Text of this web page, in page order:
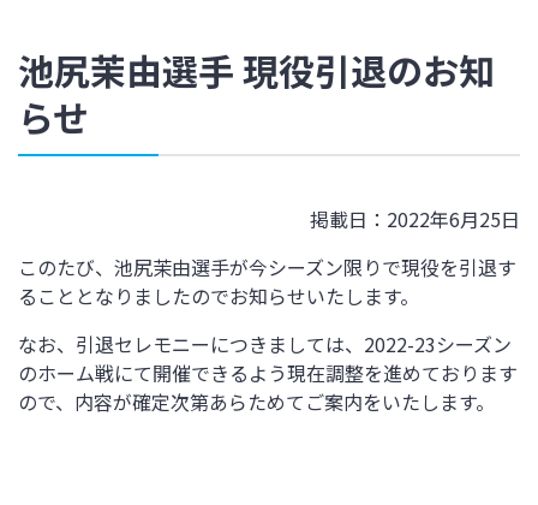
池尻茉由選手 現役引退のお知
らせ
掲載日：2022年6月25日
このたび、池尻茉由選手が今シーズン限りで現役を引退す
ることとなりましたのでお知らせいたします。
なお、引退セレモニーにつきましては、 2022-23シーズン
のホーム戦にて開催できるよう現在調整を進めております
ので、内容が確定次第あらためてご案内をいたします。